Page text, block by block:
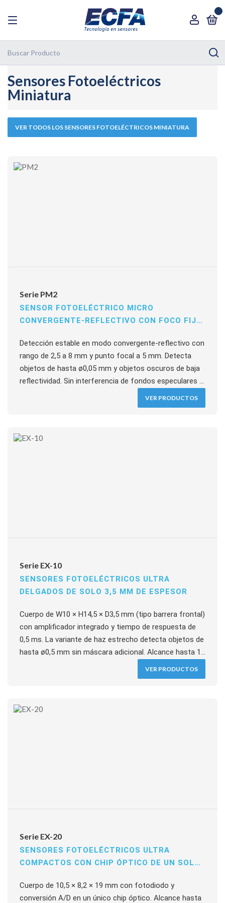
Sensores Fotoeléctricos
Miniatura
VER TODOS LOS SENSORES FOTOELÉCTRICOS MINIATURA
Serie PM2
SENSOR FOTOELÉCTRICO MICRO
CONVERGENTE-REFLECTIVO CON FOCO FIJO
Detección estable en modo convergente-reflectivo con
rango de 2,5 a 8 mm y punto focal a 5 mm. Detecta
objetos de hasta ø0,05 mm y objetos oscuros de baja
reflectividad. Sin interferencia de fondos especulares a
alimentación 5 a 24 V DC, salida NPN hasta 100 mA.
VER PRODUCTOS
Serie EX-10
SENSORES FOTOELÉCTRICOS ULTRA
DELGADOS DE SOLO 3,5 MM DE ESPESOR
Cuerpo de W10 × H14,5 × D3,5 mm (tipo barrera frontal)
con amplificador integrado y tiempo de respuesta de
0,5 ms. La variante de haz estrecho detecta objetos de
hasta ø0,5 mm sin máscara adicional. Alcance hasta 1
IP67, 12 a 24 V DC, salidas NPN/PNP hasta 50 mA.
VER PRODUCTOS
Serie EX-20
SENSORES FOTOELÉCTRICOS ULTRA
COMPACTOS CON CHIP ÓPTICO DE UN SOLO
Cuerpo de 10,5 × 8,2 × 19 mm con fotodiodo y
conversión A/D en un único chip óptico. Alcance hasta